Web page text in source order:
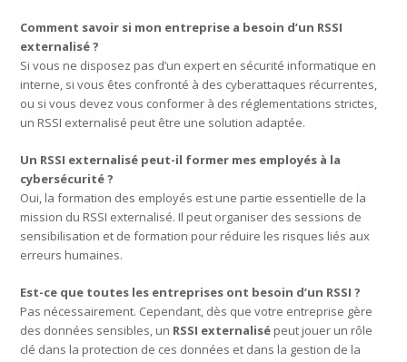
Comment savoir si mon entreprise a besoin d’un RSSI
externalisé ?
Si vous ne disposez pas d’un expert en sécurité informatique en
interne, si vous êtes confronté à des cyberattaques récurrentes,
ou si vous devez vous conformer à des réglementations strictes,
un RSSI externalisé peut être une solution adaptée.
Un RSSI externalisé peut-il former mes employés à la
cybersécurité ?
Oui, la formation des employés est une partie essentielle de la
mission du RSSI externalisé. Il peut organiser des sessions de
sensibilisation et de formation pour réduire les risques liés aux
erreurs humaines.
Est-ce que toutes les entreprises ont besoin d’un RSSI ?
Pas nécessairement. Cependant, dès que votre entreprise gère
des données sensibles, un RSSI externalisé peut jouer un rôle
clé dans la protection de ces données et dans la gestion de la